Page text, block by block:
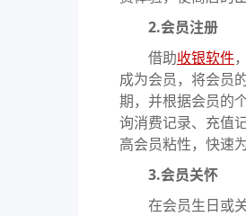
2.会员注册
借助收银软件
成为会员，将会员
期，并根据会员的
询消费记录、充值
高会员粘性，快速
3.会员关怀
在会员生日或关